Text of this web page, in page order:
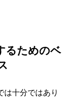
るためのベ
は十分ではあり